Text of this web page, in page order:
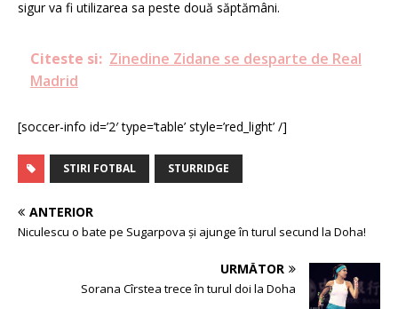
sigur va fi utilizarea sa peste două săptămâni.
Citeste si: Zinedine Zidane se desparte de Real
Madrid
[soccer-info id=’2′ type=’table’ style=’red_light’ /]
STIRI FOTBAL STURRIDGE
ANTERIOR
Niculescu o bate pe Sugarpova și ajunge în turul secund la Doha!
URMĂTOR
Sorana Cîrstea trece în turul doi la Doha